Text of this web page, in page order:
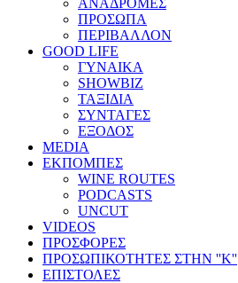
ΑΝΑΔΡΟΜΕΣ
ΠΡΟΣΩΠΑ
ΠΕΡΙΒΑΛΛΟΝ
GOOD LIFE
ΓΥΝΑΙΚΑ
SHOWBIZ
ΤΑΞΙΔΙΑ
ΣΥΝΤΑΓΕΣ
ΕΞΟΔΟΣ
MEDIA
ΕΚΠΟΜΠΕΣ
WINE ROUTES
PODCASTS
UNCUT
VIDEOS
ΠΡΟΣΦΟΡΕΣ
ΠΡΟΣΩΠΙΚΟΤΗΤΕΣ ΣΤΗΝ ''Κ''
ΕΠΙΣΤΟΛΕΣ